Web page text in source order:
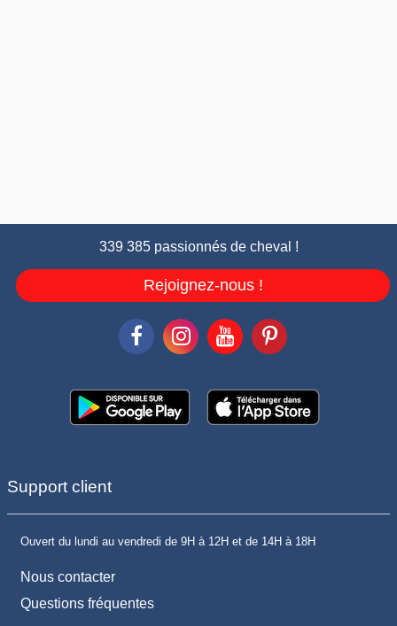
339 385 passionnés de cheval !
Rejoignez-nous !
Support client
Ouvert du lundi au vendredi de 9H à 12H et de 14H à 18H
Nous contacter
Questions fréquentes